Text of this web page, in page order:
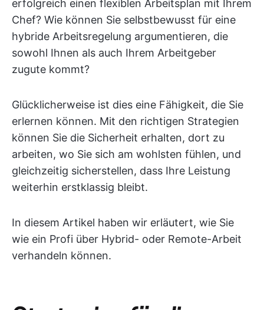
erfolgreich einen flexiblen Arbeitsplan mit Ihrem
Chef? Wie können Sie selbstbewusst für eine
hybride Arbeitsregelung argumentieren, die
sowohl Ihnen als auch Ihrem Arbeitgeber
zugute kommt?
Glücklicherweise ist dies eine Fähigkeit, die Sie
erlernen können. Mit den richtigen Strategien
können Sie die Sicherheit erhalten, dort zu
arbeiten, wo Sie sich am wohlsten fühlen, und
gleichzeitig sicherstellen, dass Ihre Leistung
weiterhin erstklassig bleibt.
In diesem Artikel haben wir erläutert, wie Sie
wie ein Profi über Hybrid- oder Remote-Arbeit
verhandeln können.